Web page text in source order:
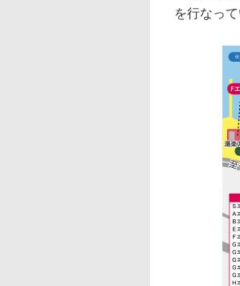
を行なって